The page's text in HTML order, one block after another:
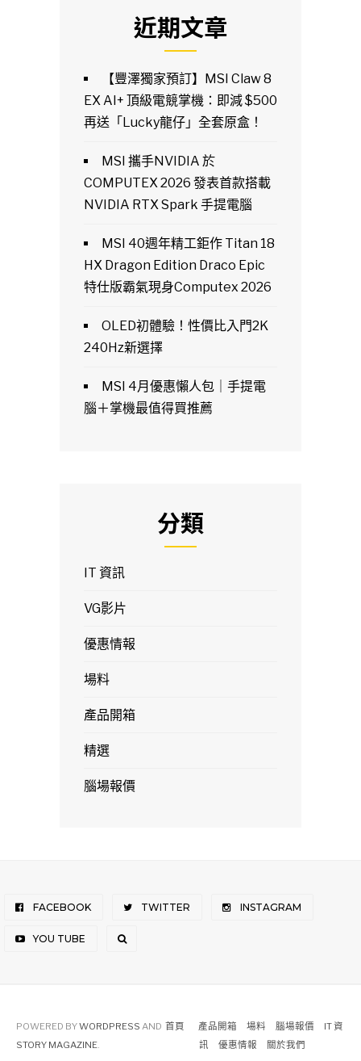
近期文章
【豐澤獨家預訂】MSI Claw 8
EX AI+ 頂級電競掌機：即減 $500
再送「Lucky龍仔」全套原盒！
MSI 攜手NVIDIA 於
COMPUTEX 2026 發表首款搭載
NVIDIA RTX Spark 手提電腦
MSI 40週年精工鉅作 Titan 18
HX Dragon Edition Draco Epic
特仕版霸氣現身Computex 2026
OLED初體驗！性價比入門2K
240Hz新選擇
MSI 4月優惠懶人包｜手提電
腦＋掌機最值得買推薦
分類
IT 資訊
VG影片
優惠情報
場料
產品開箱
精選
腦場報價
FACEBOOK TWITTER INSTAGRAM
YOU TUBE
首頁 產品開箱 場料 腦場報價
IT 資
訊
優惠情報 關於我們
POWERED BYWORDPRESS AND
STORY MAGAZINE.